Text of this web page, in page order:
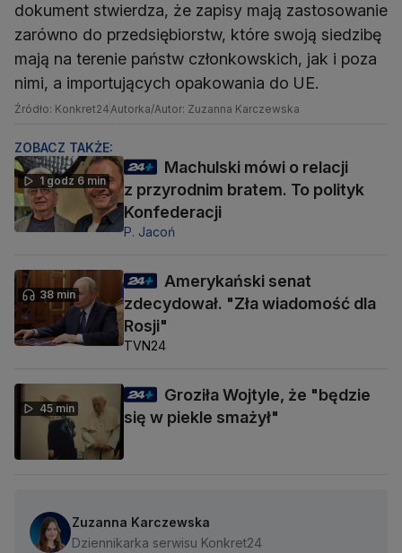
dokument stwierdza, że zapisy mają zastosowanie
zarówno do przedsiębiorstw, które swoją siedzibę
mają na terenie państw członkowskich, jak i poza
nimi, a importujących opakowania do UE.
Źródło: Konkret24Autorka/Autor: Zuzanna Karczewska
ZOBACZ TAKŻE:
1 godz 6 min
Machulski mówi o relacji
z przyrodnim bratem. To polityk
Konfederacji
P. Jacoń
38 min
Amerykański senat
zdecydował. "Zła wiadomość dla
Rosji"
TVN24
45 min
Groziła Wojtyle, że "będzie
się w piekle smażył"
Zuzanna Karczewska
Dziennikarka serwisu Konkret24